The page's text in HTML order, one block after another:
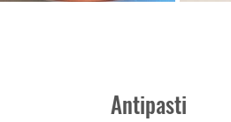
Antipasti